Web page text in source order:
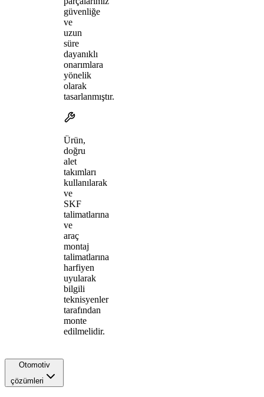
güvenliğe
ve
uzun
süre
dayanıklı
onarımlara
yönelik
olarak
tasarlanmıştır.
Ürün,
doğru
alet
takımları
kullanılarak
ve
SKF
talimatlarına
ve
araç
montaj
talimatlarına
harfiyen
uyularak
bilgili
teknisyenler
tarafından
monte
edilmelidir.
Otomotiv
çözümleri